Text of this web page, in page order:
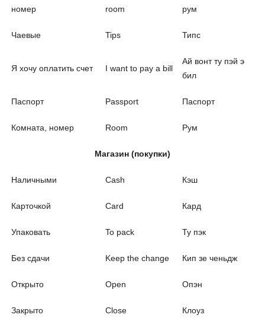
номер
room
рум
Чаевые Tips Типс
Я хочу оплатить счет I want to pay a bill
Ай вонт ту пэй э
бил
Паспорт Passport Паспорт
Комната, номер Room Рум
Магазин (покупки)
Наличными Cash Кэш
Карточкой Card Кард
Упаковать To pack Ту пэк
Без сдачи Keep the change Кип зе ченьдж
Открыто Open Опэн
Закрыто Close Клоуз